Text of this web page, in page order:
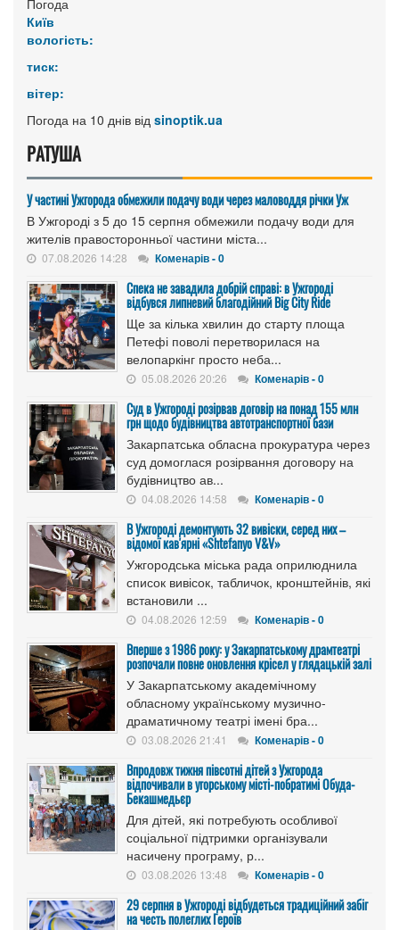
Погода
Київ
вологість:
тиск:
вітер:
Погода на 10 днів від sinoptik.ua
РАТУША
У частині Ужгорода обмежили подачу води через маловоддя річки Уж
В Ужгороді з 5 до 15 серпня обмежили подачу води для
жителів правосторонньої частини міста...
07.08.2026 14:28 Коменарів - 0
Спека не завадила добрій справі: в Ужгороді
відбувся липневий благодійний Big City Ride
Ще за кілька хвилин до старту площа
Петефі поволі перетворилася на
велопаркінг просто неба...
05.08.2026 20:26 Коменарів - 0
Cуд в Ужгороді розірвав договір на понад 155 млн
грн щодо будівництва автотранспортної бази
Закарпатська обласна прокуратура через
суд домоглася розірвання договору на
будівництво ав...
04.08.2026 14:58 Коменарів - 0
В Ужгороді демонтують 32 вивіски, серед них –
відомої кав'ярні «Shtefanyo V&V»
Ужгородська міська рада оприлюднила
список вивісок, табличок, кронштейнів, які
встановили ...
04.08.2026 12:59 Коменарів - 0
Вперше з 1986 року: у Закарпатському драмтеатрі
розпочали повне оновлення крісел у глядацькій залі
У Закарпатському академічному
обласному українському музично-
драматичному театрі імені бра...
03.08.2026 21:41 Коменарів - 0
Впродовж тижня півсотні дітей з Ужгорода
відпочивали в угорському місті-побратимі Обуда-
Бекашмедьєр
Для дітей, які потребують особливої
соціальної підтримки організували
насичену програму, р...
03.08.2026 13:48 Коменарів - 0
29 серпня в Ужгороді відбудеться традиційний забіг
на честь полеглих Героїв